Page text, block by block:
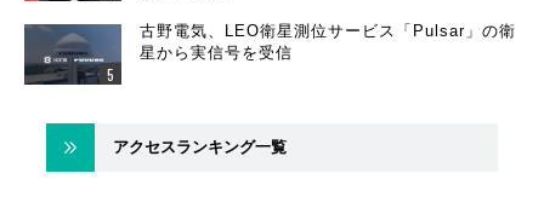
古野電気、LEO衛星測位サービス「Pulsar」の衛
星から実信号を受信
アクセスランキング一覧